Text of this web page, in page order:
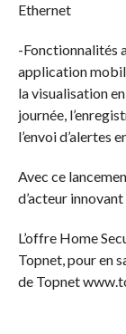
Ethernet
-Fonctionnalités
application
la visualisation
journée,
l’envoi d’alertes
Avec ce
d’acteur
L’offre Home
Topnet, pour en
de Topnet